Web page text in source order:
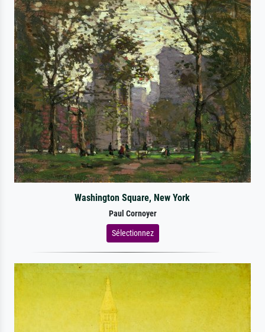
Washington Square, New York
Paul Cornoyer
Sélectionnez